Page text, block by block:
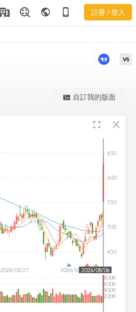
public phone_iphone 註冊 / 登入
更強大的進階價量圖表
VS
view_quilt 自訂我的版面
fullscreen close
2026/05/27 2026/07/15
450
500
550
600
650
2026/08/06
200K
400K
600K
800K